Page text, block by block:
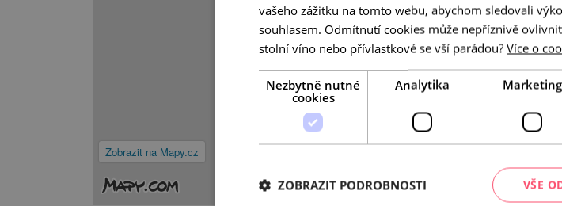
Zobrazit na Mapy.cz
Leaflet|
vašeho zážitku na tomto webu, abychom sledovali
souhlasem. Odmítnutí cookies může nepříznivě
stolní víno nebo přívlastkové se vší parádou? Více o
Nezbytně nutné
cookies
Analytika Marketing
VŠE
ZOBRAZIT PODROBNOSTI